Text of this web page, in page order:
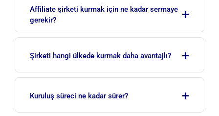
Affiliate şirketi kurmak için ne kadar sermaye
gerekir?
+
Örneğin Estonya asgari sermaye zorunluluğu
tutar istenebilir. Doğru yapı, cironuz ve iş
Şirketi hangi ülkede kurmak daha avantajlı? +
güçlü ödeme altyapısı, Estonya AB erişimi ve
Kuruluş süreci ne kadar sürer? +